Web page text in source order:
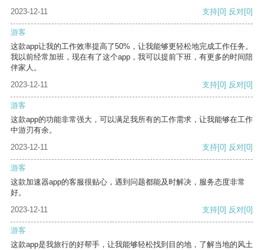
2023-12-11
支持[0] 反对[0]
游客
这款app让我的工作效率提高了50%，让我能够更轻松地完成工作任务。
我以前经常加班，现在有了这个app，我可以提前下班，有更多的时间陪
伴家人。
2023-12-11
支持[0] 反对[0]
游客
这款app的功能非常强大，可以满足我所有的工作需求，让我能够在工作
中游刃有余。
2023-12-11
支持[0] 反对[0]
游客
这款加速器app的客服很贴心，遇到问题都能及时解决，服务态度非常
好。
2023-12-11
支持[0] 反对[0]
游客
这款app是我旅行的好帮手，让我能够轻松找到目的地，了解当地的风土